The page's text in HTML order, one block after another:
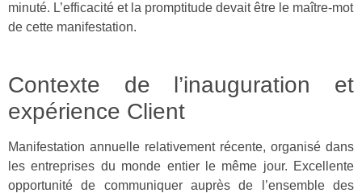
minuté. L’efficacité et la promptitude devait être le maître-mot
de cette manifestation.
Contexte de l’inauguration et
expérience Client
Manifestation annuelle relativement récente, organisé dans
les entreprises du monde entier le même jour. Excellente
opportunité de communiquer auprès de l’ensemble des